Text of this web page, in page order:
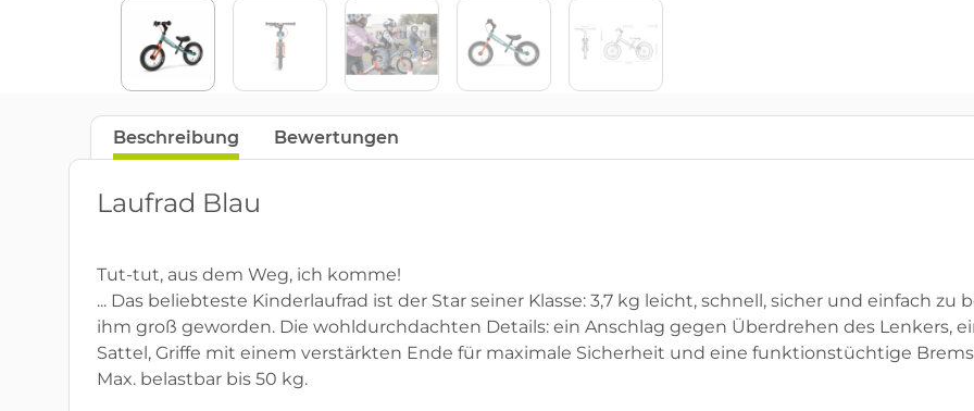
Beschreibung Bewertungen
Laufrad Blau
Tut-tut, aus dem Weg, ich komme!
... Das beliebteste Kinderlaufrad ist der Star seiner Klasse: 3,7 kg leicht, schnell, sicher und einfach
ihm groß geworden. Die wohldurchdachten Details: ein Anschlag gegen Überdrehen des Lenkers,
Sattel, Griffe mit einem verstärkten Ende für maximale Sicherheit und eine funktionstüchtige
Max. belastbar bis 50 kg.